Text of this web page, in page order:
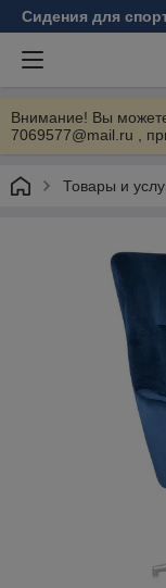
Сидения для
Внимание! Вы
7069577@mail.ru ,
Товары и